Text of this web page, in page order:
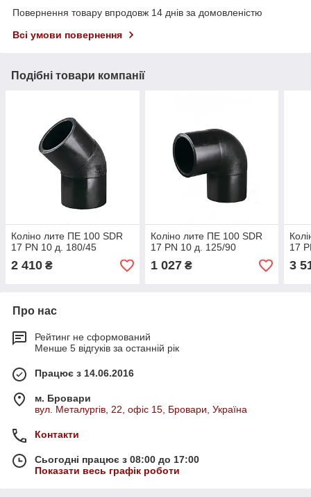
Повернення товару впродовж 14 днів за домовленістю
Всі умови повернення
Подібні товари компанії
Коліно лите ПЕ 100 SDR
17 PN 10 д. 180/45
2 410 ₴
Коліно лите ПЕ 100 SDR
17 PN 10 д. 125/90
1 027₴
17
3
Про нас
Рейтинг не сформований
Менше 5 відгуків за останній рік
Працює з 14.06.2016
м. Бровари
вул. Металургів, 22, офіс 15, Бровари, Україна
Контакти
Сьогодні працює з 08:00 до 17:00
Показати весь графік роботи